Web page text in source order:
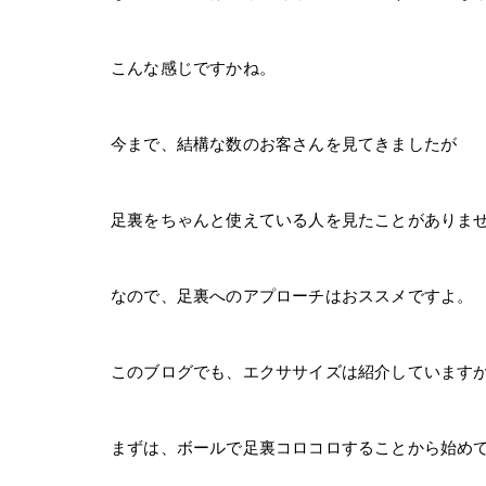
こんな感じですかね。
今まで、結構な数のお客さんを見てきましたが
足裏をちゃんと使えている人を見たことがありませ
なので、足裏へのアプローチはおススメですよ。
このブログでも、エクササイズは紹介しています
まずは、ボールで足裏コロコロすることから始め